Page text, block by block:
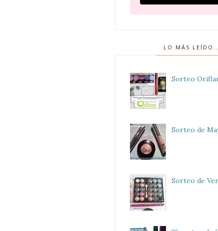
LO MÁS LEÍDO...
Sorteo
Sorteo de
Sorteo de